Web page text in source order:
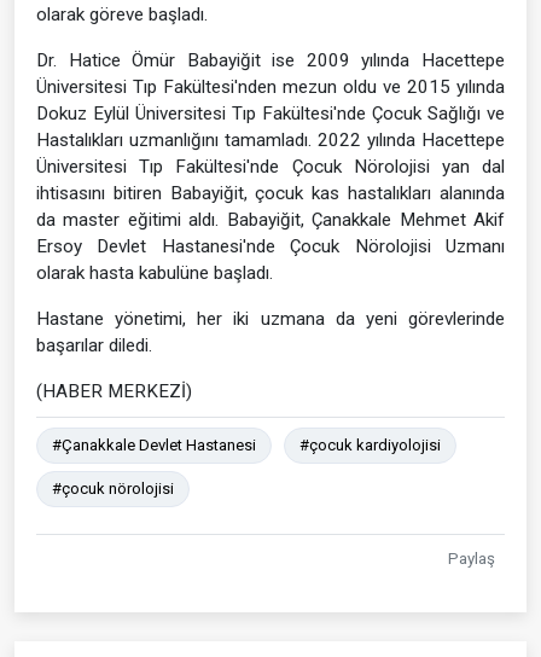
olarak göreve başladı.
Dr. Hatice Ömür Babayiğit ise 2009 yılında Hacettepe
Üniversitesi Tıp Fakültesi'nden mezun oldu ve 2015 yılında
Dokuz Eylül Üniversitesi Tıp Fakültesi'nde Çocuk Sağlığı ve
Hastalıkları uzmanlığını tamamladı. 2022 yılında Hacettepe
Üniversitesi Tıp Fakültesi'nde Çocuk Nörolojisi yan dal
ihtisasını bitiren Babayiğit, çocuk kas hastalıkları alanında
da master eğitimi aldı. Babayiğit, Çanakkale Mehmet Akif
Ersoy Devlet Hastanesi'nde Çocuk Nörolojisi Uzmanı
olarak hasta kabulüne başladı.
Hastane yönetimi, her iki uzmana da yeni görevlerinde
başarılar diledi.
(HABER MERKEZİ)
#Çanakkale Devlet Hastanesi #çocuk kardiyolojisi
#çocuk nörolojisi
Paylaş